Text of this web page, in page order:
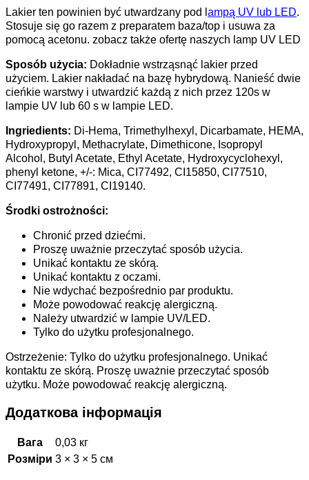
Lakier ten powinien być utwardzany pod l ampą UV lub LED.
Stosuje się go razem z preparatem baza/top i usuwa za
pomocą acetonu. zobacz także ofertę naszych lamp UV LED
Sposób użycia: Dokładnie wstrząsnąć lakier przed
użyciem. Lakier nakładać na bazę hybrydową. Nanieść dwie
cieńkie warstwy i utwardzić każdą z nich przez 120s w
lampie UV lub 60 s w lampie LED.
Ingriedients: Di-Hema, Trimethylhexyl, Dicarbamate, HEMA,
Hydroxypropyl, Methacrylate, Dimethicone, Isopropyl
Alcohol, Butyl Acetate, Ethyl Acetate, Hydroxycyclohexyl,
phenyl ketone, +/-: Mica, CI77492, CI15850, CI77510,
CI77491, CI77891, CI19140.
Środki ostrożności:
Chronić przed dziećmi.
Proszę uważnie przeczytać sposób użycia.
Unikać kontaktu ze skórą.
Unikać kontaktu z oczami.
Nie wdychać bezpośrednio par produktu.
Może powodować reakcję alergiczną.
Należy utwardzić w lampie UV/LED.
Tylko do użytku profesjonalnego.
Ostrzeżenie: Tylko do użytku profesjonalnego. Unikać
kontaktu ze skórą. Proszę uważnie przeczytać sposób
użytku. Może powodować reakcję alergiczną.
Додаткова інформація
Вага
0,03 кг
Розміри 3 × 3 × 5 см